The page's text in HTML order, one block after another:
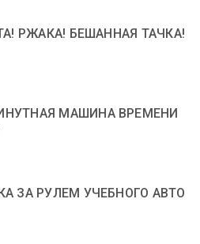
РЖАКА! БЕШАННАЯ ТАЧКА!
МАШИНА ВРЕМЕНИ
ЗА РУЛЕМ УЧЕБНОГО АВТО